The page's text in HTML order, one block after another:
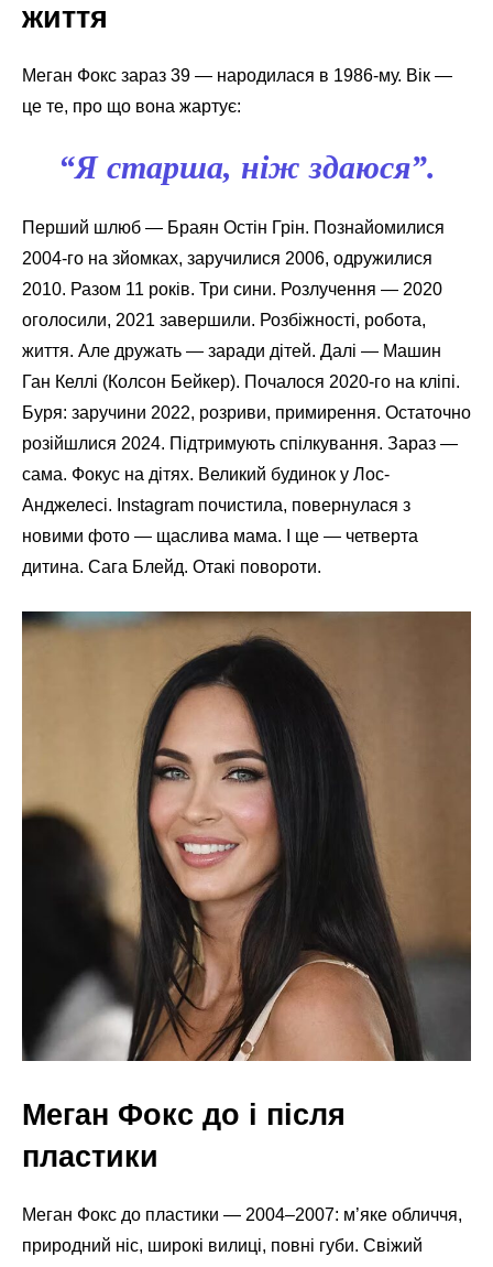
життя
Меган Фокс зараз 39 — народилася в 1986-му. Вік —
це те, про що вона жартує:
“Я старша, ніж здаюся”.
Перший шлюб — Браян Остін Грін. Познайомилися
2004-го на зйомках, заручилися 2006, одружилися
2010. Разом 11 років. Три сини. Розлучення — 2020
оголосили, 2021 завершили. Розбіжності, робота,
життя. Але дружать — заради дітей. Далі — Машин
Ган Келлі (Колсон Бейкер). Почалося 2020-го на кліпі.
Буря: заручини 2022, розриви, примирення. Остаточно
розійшлися 2024. Підтримують спілкування. Зараз —
сама. Фокус на дітях. Великий будинок у Лос-
Анджелесі. Instagram почистила, повернулася з
новими фото — щаслива мама. І ще — четверта
дитина. Сага Блейд. Отакі повороти.
Меган Фокс до і після
пластики
Меган Фокс до пластики — 2004–2007: м’яке обличчя,
природний ніс, широкі вилиці, повні губи. Свіжий